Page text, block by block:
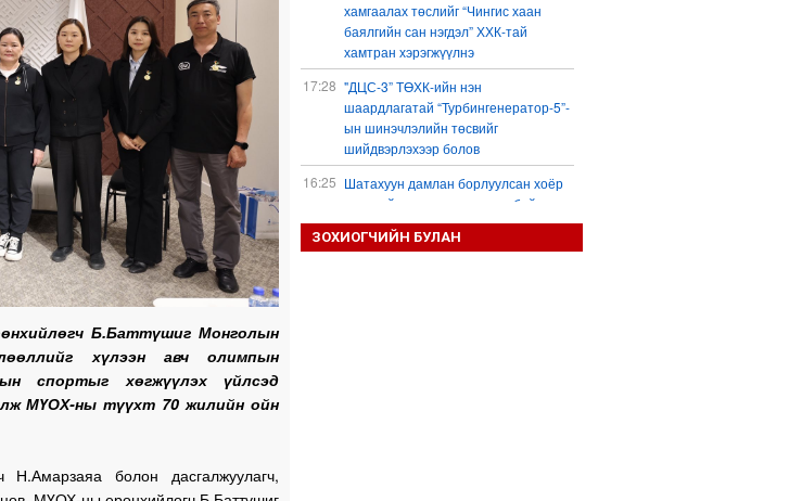
Б.Баттүшиг Монголын
хүлээн авч олимпын
спортыг хөгжүүлэх үйлсэд
МҮОХ-ны түүхт 70 жилийн ойн
болон дасгалжуулагч,
хамгаалах төслийг “Чингис хаан
баялгийн сан нэгдэл” ХХК-тай
хамтран хэрэгжүүлнэ
17:28 "ДЦС-3” ТӨХК-ийн нэн
шаардлагатай “Турбингенератор-5”-
ын шинэчлэлийн төсвийг
шийдвэрлэхээр болов
16:25 Шатахуун дамлан борлуулсан хоёр
зөрчлийг илрүүлэн шалгаж байна
13:18 “Сэцэн ханы хүлэг” МСУХ-ны 30
ЗОХИОГЧИЙН БУЛАН